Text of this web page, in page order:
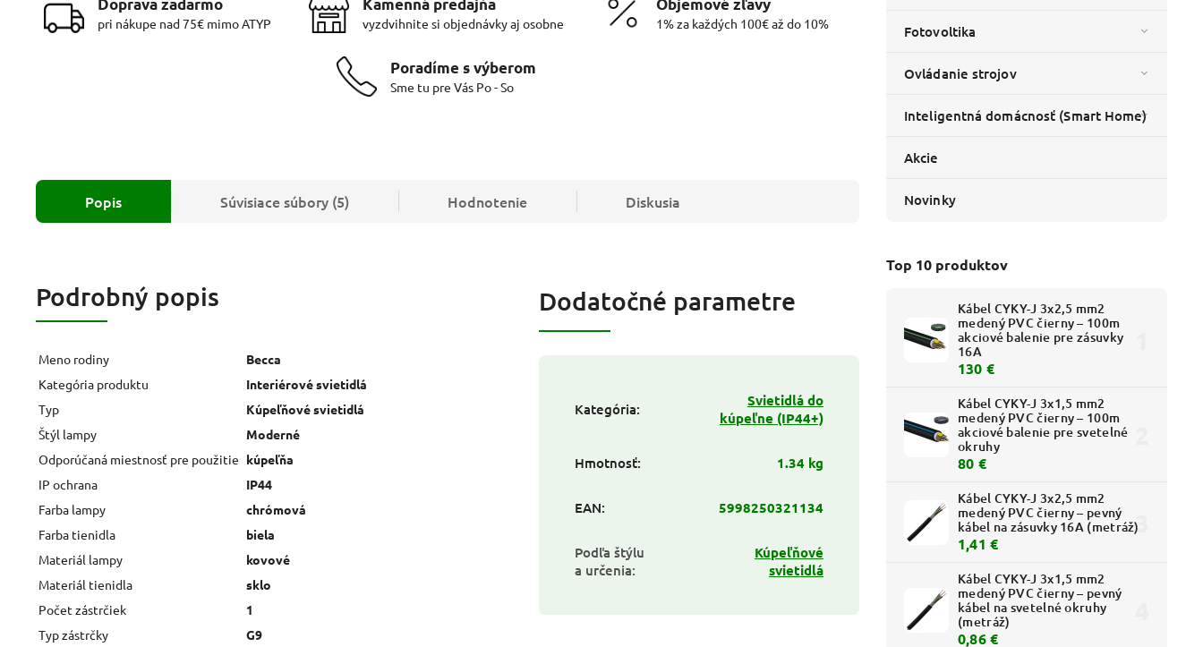
Fotovoltika
Ovládanie strojov
Inteligentná domácnosť (Smart Home)
Akcie
Novinky
Top 10 produktov
Kábel CYKY-J 3x2,5 mm2
medený PVC čierny – 100m
akciové balenie pre zásuvky
16A
130 €
Kábel CYKY-J 3x1,5 mm2
medený PVC čierny – 100m
akciové balenie pre svetelné
okruhy
80 €
Kábel CYKY-J 3x2,5 mm2
medený PVC čierny – pevný
kábel na zásuvky 16A (metráž)
1,41 €
Kábel CYKY-J 3x1,5 mm2
medený PVC čierny – pevný
kábel na svetelné okruhy
(metráž)
0,86 €
pri nákupe nad 75€ mimo ATYP vyzdvihnite si objednávky aj osobne 1% za každých 100€ až do 10%
Poradíme s výberom
Sme tu pre Vás Po - So
Popis Súvisiace súbory (5) Hodnotenie Diskusia
Podrobný popis
Meno rodiny
Becca
Kategória produktu
Interiérové svietidlá
Typ
Kúpeľňové svietidlá
Štýl lampy
Moderné
Odporúčaná miestnosť pre použitie kúpeľňa
IP ochrana
IP44
Farba lampy
chrómová
Farba tienidla
biela
Materiál lampy
kovové
Materiál tienidla
sklo
Počet zástrčiek
1
Typ zástrčky
G9
Dodatočné parametre
Kategória:
Svietidlá do
kúpeľne (IP44+)
Hmotnosť: 1.34 kg
EAN: 5998250321134
Podľa štýlu
a určenia:
Kúpeľňové
svietidlá